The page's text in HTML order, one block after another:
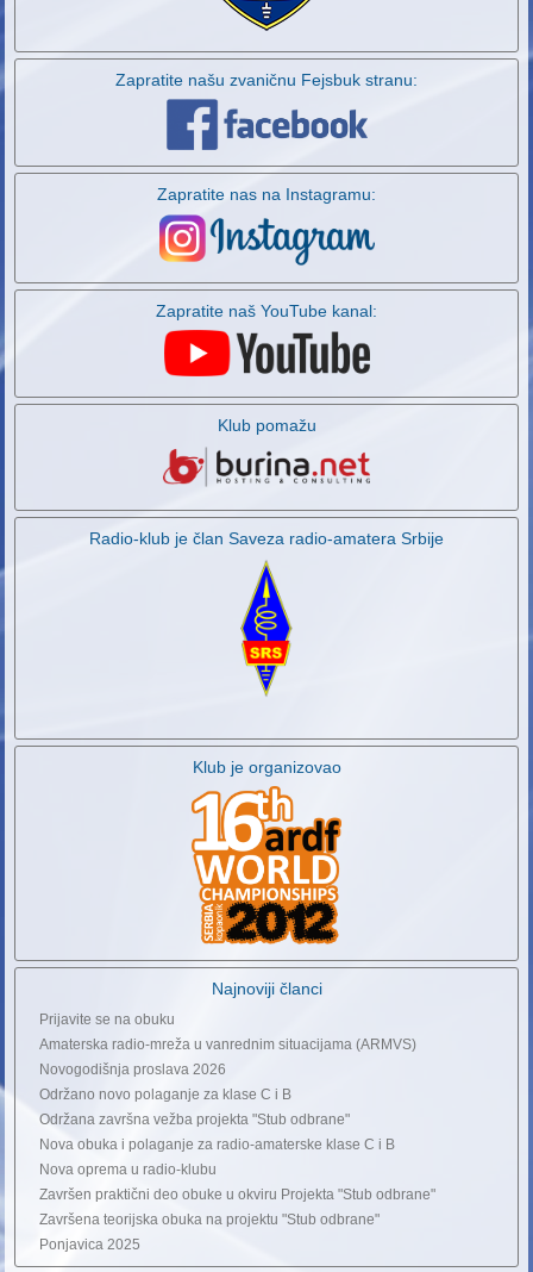
Zapratite našu zvaničnu Fejsbuk stranu:
Zapratite nas na Instagramu:
Zapratite naš YouTube kanal:
Klub pomažu
Radio-klub je član Saveza radio-amatera Srbije
Klub je organizovao
Najnoviji članci
Prijavite se na obuku
Amaterska radio-mreža u vanrednim situacijama (ARMVS)
Novogodišnja proslava 2026
Održano novo polaganje za klase C i B
Održana završna vežba projekta "Stub odbrane"
Nova obuka i polaganje za radio-amaterske klase C i B
Nova oprema u radio-klubu
Završen praktični deo obuke u okviru Projekta "Stub odbrane"
Završena teorijska obuka na projektu "Stub odbrane"
Ponjavica 2025